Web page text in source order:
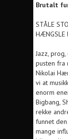
Brutalt
STÅLE
HÆNGSLE
Jazz,
pusten fra
Nikolai
vi at
enorm
Bigbang,
rekke
funnet
mange